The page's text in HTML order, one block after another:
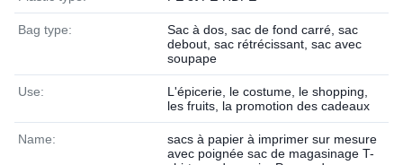
Bag type:
Sac à dos, sac de fond carré, sac
debout, sac rétrécissant, sac avec
soupape
Use:
L'épicerie, le costume, le shopping,
les fruits, la promotion des cadeaux
Name:
sacs à papier à imprimer sur mesure
avec poignée sac de magasinage T-